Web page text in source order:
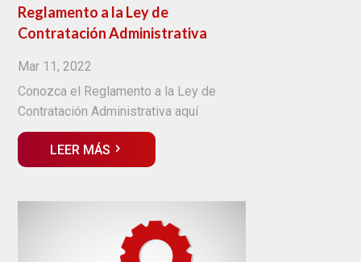
Reglamento a la Ley de
Contratación Administrativa
Mar 11, 2022
Conozca el Reglamento a la Ley de
Contratación Administrativa aquí
LEER MÁS